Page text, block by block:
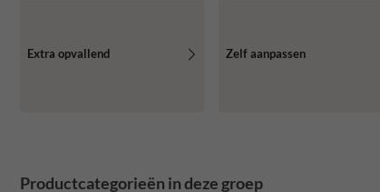
Extra opvallend
Zelf aanpassen
Productcategorieën in deze groep